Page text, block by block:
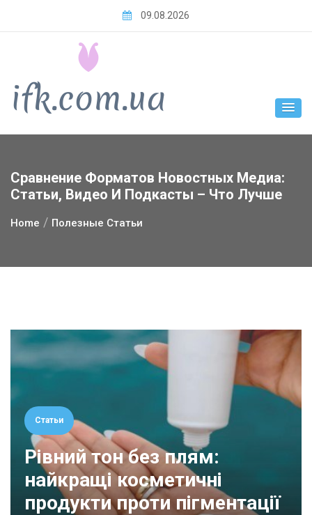
09.08.2026
Сравнение Форматов Новостных Медиa:
Статьи, Видео И Подкасты – Что Лучше
Home Полезные Статьи
Статьи
Рівний тон без плям:
найкращі косметичні
продукти проти пігментації